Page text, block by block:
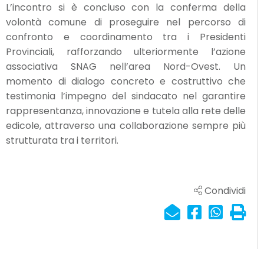
L’incontro si è concluso con la conferma della
volontà comune di proseguire nel percorso di
confronto e coordinamento tra i Presidenti
Provinciali, rafforzando ulteriormente l’azione
associativa SNAG nell’area Nord-Ovest. Un
momento di dialogo concreto e costruttivo che
testimonia l’impegno del sindacato nel garantire
rappresentanza, innovazione e tutela alla rete delle
edicole, attraverso una collaborazione sempre più
strutturata tra i territori.
Condividi